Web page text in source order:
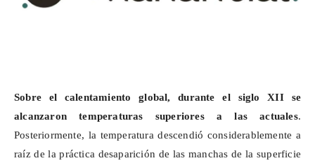
Sobre el calentamiento global, durante el siglo XII se
alcanzaron temperaturas superiores a las actuales.
Posteriormente, la temperatura descendió considerablemente a
raíz de la práctica desaparición de las manchas de la superficie